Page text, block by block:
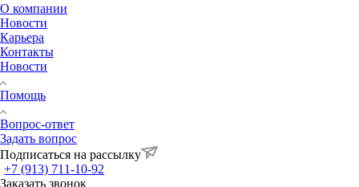
О компании
Новости
Карьера
Контакты
Новости
Помощь
Вопрос-ответ
Задать вопрос
Подписаться на рассылку
+7 (913) 711-10-92
Заказать звонок